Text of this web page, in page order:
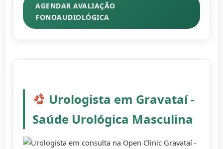
AGENDAR AVALIAÇÃO
FONOAUDIOLÓGICA
Urologista em Gravataí -
Saúde Urológica Masculina